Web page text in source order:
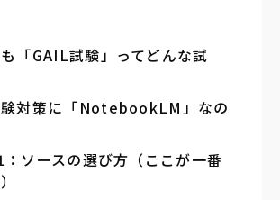
「GAIL試験」ってどんな試
対策に「NotebookLM」なの
ソースの選び方（ここが一番